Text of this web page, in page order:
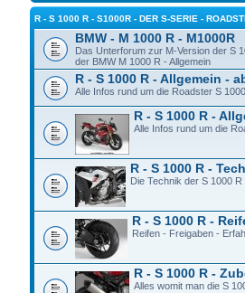
R - S 1000 R - S1000R - DER S-SERIE -
BMW - M 1000 R - M1000R
Das Unterforum zur M-Version der S
der BMW M 1000 R - Allgemein
R - S 1000 R - Allgemein -
Alle Infos rund um die Roadster S
R - S 1000 R -
Alle Infos rund um die
R - S 1000 R -
Die Technik der S 1000
R - S 1000 R -
Reifen - Freigaben -
R - S 1000 R -
Alles womit man die S